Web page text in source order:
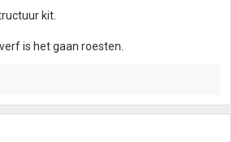
kit.
is het gaan roesten.